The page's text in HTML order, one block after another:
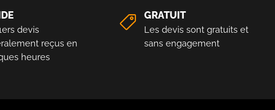
devis
reçus en
heures
GRATUIT
Les devis sont gratuits et
sans engagement